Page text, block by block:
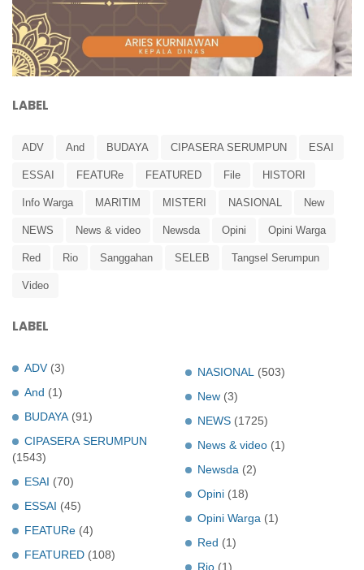
LABEL
ADV And BUDAYA CIPASERA SERUMPUN ESAI
ESSAI FEATURe FEATURED File HISTORI
Info Warga MARITIM MISTERI NASIONAL New
NEWS News & video Newsda Opini Opini Warga
Red Rio Sanggahan SELEB Tangsel Serumpun
Video
LABEL
ADV (3)
And (1)
BUDAYA (91)
CIPASERA SERUMPUN
(1543)
ESAI (70)
ESSAI (45)
FEATURe (4)
FEATURED (108)
NASIONAL
(503)
New (3)
NEWS (1725)
News & video (1)
Newsda (2)
Opini (18)
Opini Warga (1)
Red (1)
Rio (1)